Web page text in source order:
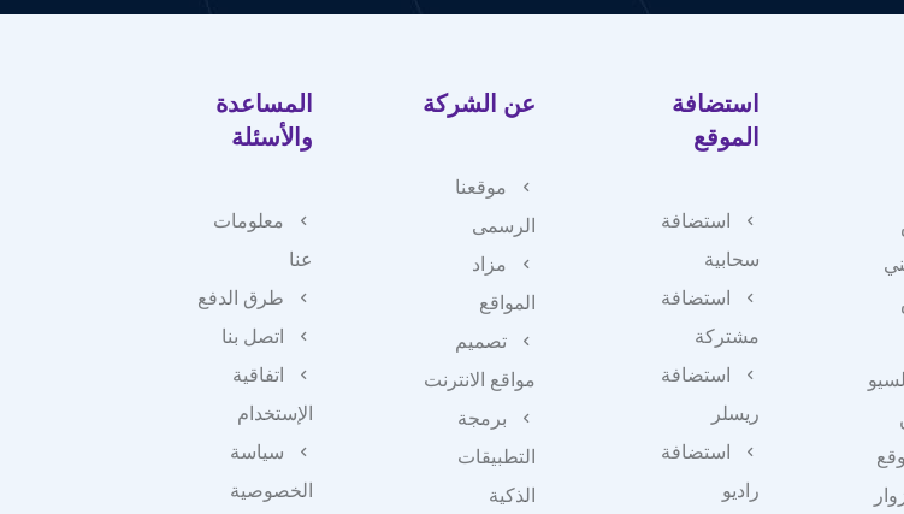
استضافة
الموقع
استضافة
سحابية
استضافة
مشتركة
استضافة
ريسلر
استضافة
راديو
عن الشركة
موقعنا
الرسمى
مزاد
المواقع
تصميم
مواقع الانترنت
برمجة
التطبيقات
الذكية
المساعدة
والأسئلة
معلومات
عنا
طرق الدفع
اتصل بنا
اتفاقية
الإستخدام
سياسة
الخصوصية